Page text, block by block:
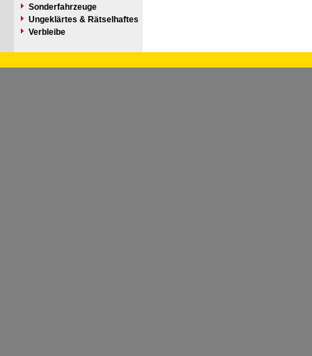
Sonderfahrzeuge
Ungeklärtes & Rätselhaftes
Verbleibe